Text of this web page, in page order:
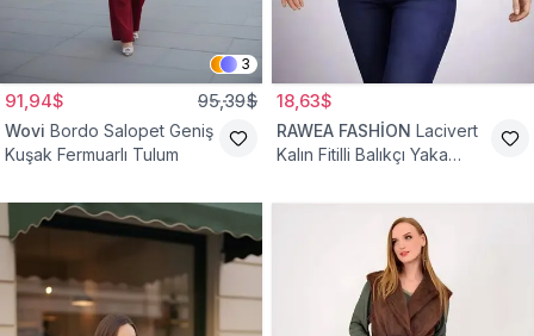
3
91,94$ 95,39$
Wovi Bordo Salopet Geniş
Kuşak Fermuarlı Tulum
18,63$
RAWEA FASHİON Lacivert
Kalın Fitilli Balıkçı Yaka